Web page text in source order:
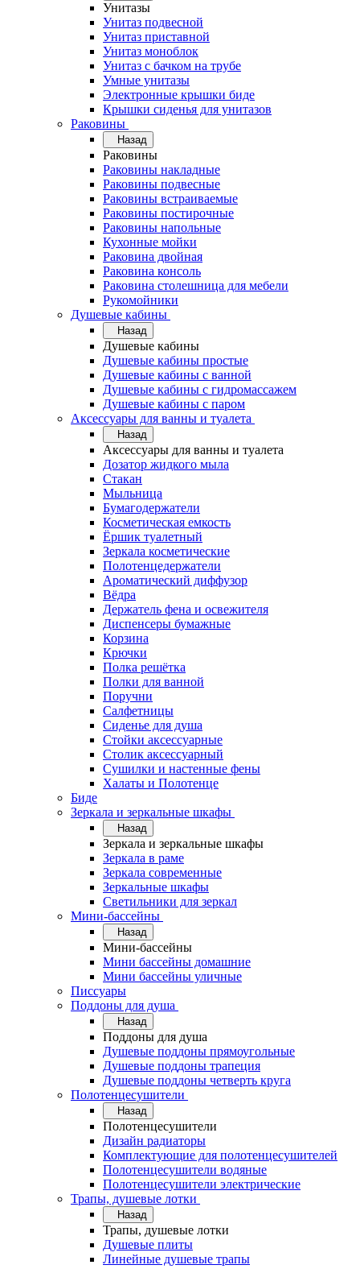
Унитазы
Унитаз подвесной
Унитаз приставной
Унитаз моноблок
Унитаз с бачком на трубе
Умные унитазы
Электронные крышки биде
Крышки сиденья для унитазов
Раковины
Назад
Раковины
Раковины накладные
Раковины подвесные
Раковины встраиваемые
Раковины постирочные
Раковины напольные
Кухонные мойки
Раковина двойная
Раковина консоль
Раковина столешница для мебели
Рукомойники
Душевые кабины
Назад
Душевые кабины
Душевые кабины простые
Душевые кабины с ванной
Душевые кабины с гидромассажем
Душевые кабины с паром
Аксессуары для ванны и туалета
Назад
Аксессуары для ванны и туалета
Дозатор жидкого мыла
Стакан
Мыльница
Бумагодержатели
Косметическая емкость
Ёршик туалетный
Зеркала косметические
Полотенцедержатели
Ароматический диффузор
Вёдра
Держатель фена и освежителя
Диспенсеры бумажные
Корзина
Крючки
Полка решётка
Полки для ванной
Поручни
Салфетницы
Сиденье для душа
Стойки аксессуарные
Столик аксессуарный
Сушилки и настенные фены
Халаты и Полотенце
Биде
Зеркала и зеркальные шкафы
Назад
Зеркала и зеркальные шкафы
Зеркала в раме
Зеркала современные
Зеркальные шкафы
Светильники для зеркал
Мини-бассейны
Назад
Мини-бассейны
Мини бассейны домашние
Мини бассейны уличные
Писсуары
Поддоны для душа
Назад
Поддоны для душа
Душевые поддоны прямоугольные
Душевые поддоны трапеция
Душевые поддоны четверть круга
Полотенцесушители
Назад
Полотенцесушители
Дизайн радиаторы
Комплектующие для полотенцесушителей
Полотенцесушители водяные
Полотенцесушители электрические
Трапы, душевые лотки
Назад
Трапы, душевые лотки
Душевые плиты
Линейные душевые трапы